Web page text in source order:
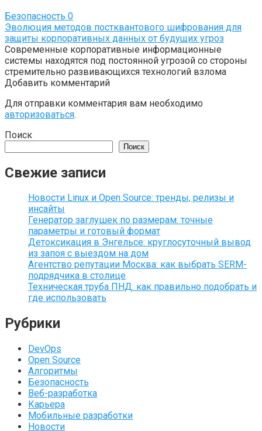
Безопасность 0
Эволюция методов постквантового шифрования для
защиты корпоративных данных от будущих угроз
Современные корпоративные информационные
системы находятся под постоянной угрозой со стороны
стремительно развивающихся технологий взлома
Добавить комментарий
Для отправки комментария вам необходимо
авторизоваться.
Поиск
Поиск
Свежие записи
Новости Linux и Open Source: тренды, релизы и
инсайты
Генератор заглушек по размерам: точные
параметры и готовый формат
Детоксикация в Энгельсе: круглосуточный вывод
из запоя с выездом на дом
Агентство репутации Москва: как выбрать SERM-
подрядчика в столице
Техническая труба ПНД: как правильно подобрать и
где использовать
Рубрики
DevOps
Open Source
Алгоритмы
Безопасность
Веб-разработка
Карьера
Мобильные разработки
Новости